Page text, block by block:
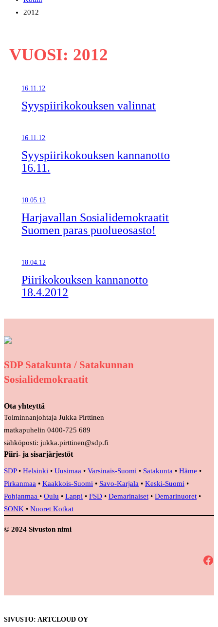
2012
VUOSI: 2012
16.11.12
Syyspiirikokouksen valinnat
16.11.12
Syyspiirikokouksen kannanotto
16.11.
10.05.12
Harjavallan Sosialidemokraatit
Suomen paras puolueosasto!
18.04.12
Piirikokouksen kannanotto
18.4.2012
SDP Satakunta / Satakunnan
Sosialidemokraatit
Ota yhteyttä
Toiminnanjohtaja Jukka Pirttinen
matkapuhelin 0400-725 689
sähköposti: jukka.pirttinen@sdp.fi
Piiri- ja sisarjärjestöt
SDP• Helsinki • Uusimaa • Varsinais-Suomi • Satakunta • Häme •
Pirkanmaa • Kaakkois-Suomi • Savo-Karjala • Keski-Suomi •
Pohjanmaa • Oulu • Lappi • FSD • Demarinaiset • Demarinuoret •
SONK • Nuoret Kotkat
© 2024 Sivuston nimi
Facebook
SIVUSTO: ARTCLOUD OY